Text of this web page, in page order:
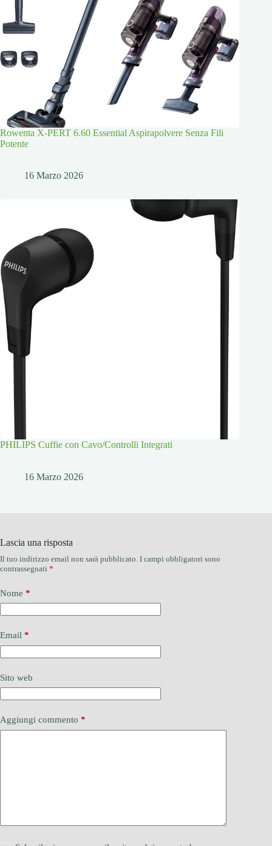
Rowenta X-PERT 6.60 Essential Aspirapolvere Senza Fili
Potente
16 Marzo 2026
PHILIPS Cuffie con Cavo/Controlli Integrati
16 Marzo 2026
Lascia una risposta
Il tuo indirizzo email non sarà pubblicato. I campi obbligatori sono
contrassegnati *
Nome *
Email *
Sito web
Aggiungi commento *